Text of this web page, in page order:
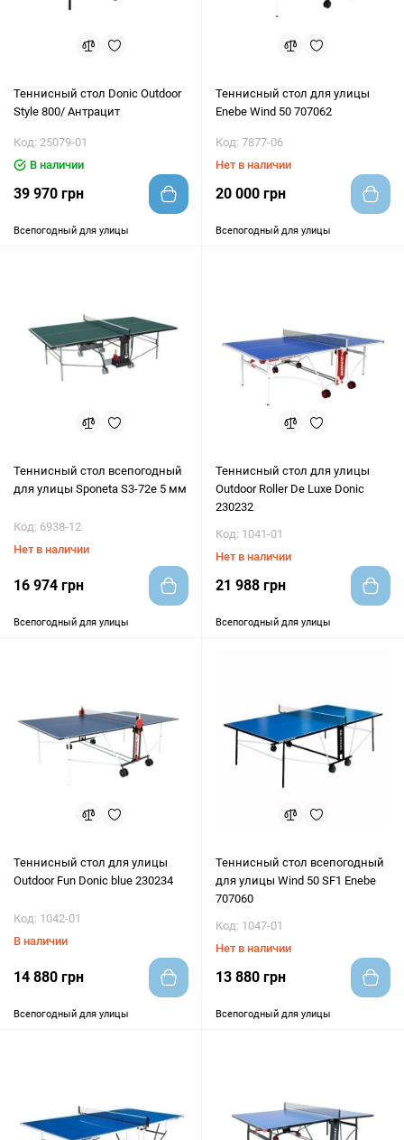
Теннисный стол Donic Outdoor
Style 800/ Антрацит
Код: 25079-01
В наличии
39 970 грн
Всепогодный для улицы
Теннисный стол для улицы
Enebe Wind 50 707062
Код: 7877-06
Нет в наличии
20 000 грн
Всепогодный для улицы
Теннисный стол всепогодный
для улицы Sponeta S3-72e 5 мм
Код: 6938-12
Нет в наличии
16 974 грн
Всепогодный для улицы
Теннисный стол для улицы
Outdoor Roller De Luxe Donic
230232
Код: 1041-01
Нет в наличии
21 988 грн
Всепогодный для улицы
Теннисный стол для улицы
Outdoor Fun Donic blue 230234
Код: 1042-01
В наличии
14 880 грн
Всепогодный для улицы
Теннисный стол всепогодный
для улицы Wind 50 SF1 Enebe
707060
Код: 1047-01
Нет в наличии
13 880 грн
Всепогодный для улицы